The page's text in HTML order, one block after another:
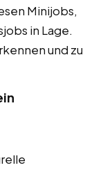
Minijobs,
in Lage.
und zu